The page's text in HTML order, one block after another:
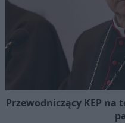
Przewodniczący KEP